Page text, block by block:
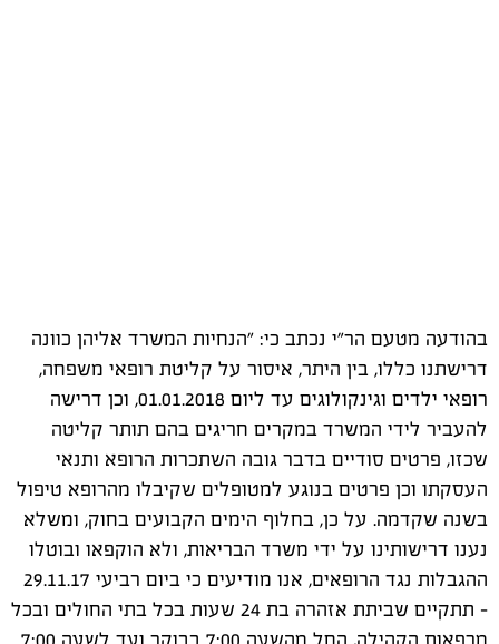
בהודעה מטעם הר"י נכתב כי: "הנחיות המשרד אליהן כוונה
דרישתנו כללו, בין היתר, איסור על קליטת רופאי משפחה,
רופאי ילדים וגינקולוגים עד ליום 01.01.2018, וכן דרישה
להעביר לידי המשרד במקרים חריגים בהם תותר קליטה
שכזו, פרטים סודיים בדבר גובה השתכרות הרופא ותנאי
העסקתו וכן פרטים בנוגע למטופלים שקיבלו מהרופא טיפול
בשנה שקדמה. על כן, בחלוף הימים הקבועים בחוק, ומשלא
נענו דרישותינו על ידי משרד הבריאות, ולא הוקפאו ובוטלו
ההגבלות נגד הרופאים, אנו מודיעים כי ביום רביעי 29.11.17
- תתקיים שביתת אזהרה בת 24 שעות בכל בתי החולים ובכל